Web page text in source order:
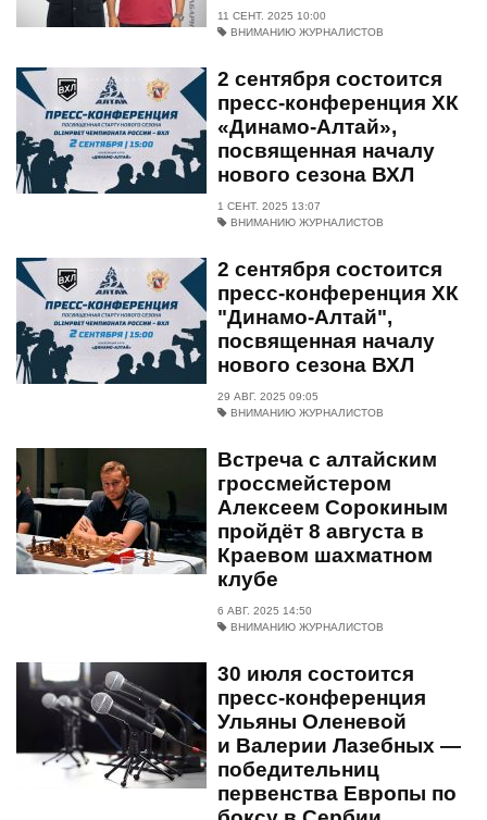
11 СЕНТ. 2025 10:00
ВНИМАНИЮ ЖУРНАЛИСТОВ
2 сентября состоится
пресс-конференция ХК
«Динамо-Алтай»,
посвященная началу
нового сезона ВХЛ
1 СЕНТ. 2025 13:07
ВНИМАНИЮ ЖУРНАЛИСТОВ
2 сентября состоится
пресс-конференция ХК
"Динамо-Алтай",
посвященная началу
нового сезона ВХЛ
29 АВГ. 2025 09:05
ВНИМАНИЮ ЖУРНАЛИСТОВ
Встреча с алтайским
гроссмейстером
Алексеем Сорокиным
пройдёт 8 августа в
Краевом шахматном
клубе
6 АВГ. 2025 14:50
ВНИМАНИЮ ЖУРНАЛИСТОВ
30 июля состоится
пресс-конференция
Ульяны Оленевой
и Валерии Лазебных —
победительниц
первенства Европы по